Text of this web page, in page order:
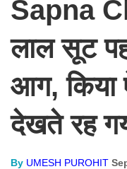
Sapna
लाल सूट
आग, किया
देखते रह
By UMESH PUROHIT